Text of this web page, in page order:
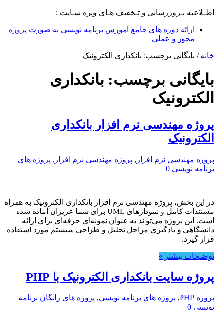
اطـلاعیه بـروزرسانی و تـخفیف هـای ویژه سـایت :
ارائه دوره های جامع آموزش برنامه نویسی به صورت پروژه
محور و عملی
خانه / بایگانی برچسب: بانکداری الکترونیک
بایگانی برچسب: بانکداری
الکترونیک
پروژه مهندسی نرم افزار بانکداری
الکترونیک
پروژه مهندسی نرم افزار , پروژه مهندسی نرم افزار , پروژه های
برنامه نویسی 0
در این بخش، پروژه مهندسی نرم افزار بانکداری الکترونیک به همراه
مستندات کامل و نمودارهای UML برای شما عزیزان آماده شده
است. این پروژه می‌تواند به عنوان نمونه‌ای حرفه‌ای برای ارائه
دانشگاهی و یادگیری مراحل تحلیل و طراحی سیستم مورد استفاده
قرار گیرد.
توضیحات بیشتر »
پروژه سایت بانکداری الکترونیک با PHP
پروژه PHP , پروژه های برنامه نویسی, پروژه های رایگان برنامه
نویسی 0